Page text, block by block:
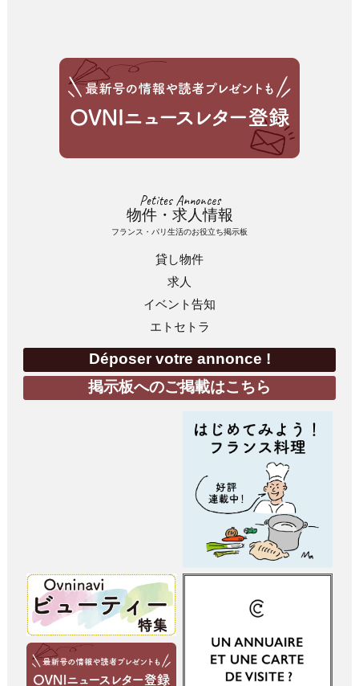
Petites Annonces
物件・求人情報
フランス・パリ生活のお役立ち掲示板
貸し物件
求人
イベント告知
エトセトラ
Déposer votre annonce !
掲示板へのご掲載はこちら